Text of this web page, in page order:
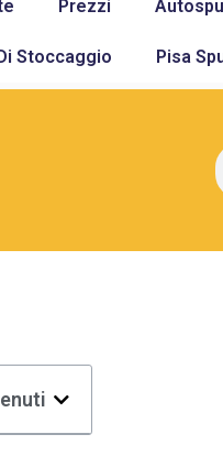
Prezzi
Stoccaggio Pisa